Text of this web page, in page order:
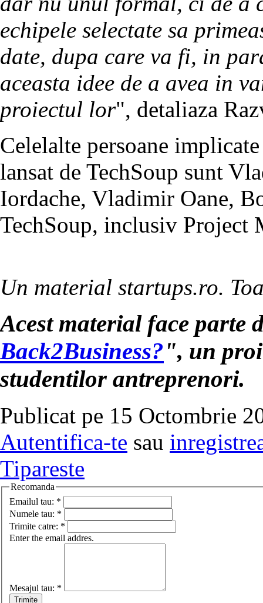
echipele selectate sa
date, dupa care va fi, in
aceasta idee de a avea in
proiectul lor", detaliaza
Celelalte persoane
lansat de TechSoup sunt
Iordache, Vladimir Oane,
TechSoup, inclusiv Project
Un material startups.ro.
Acest material face parte
Back2Business? ", un
studentilor antreprenori.
Publicat pe 15 Octombrie
Autentifica-te sau
Tipareste
Recomanda
Emailul tau: *
Numele tau: *
Trimite catre: *
Enter the email addres.
Mesajul tau: *